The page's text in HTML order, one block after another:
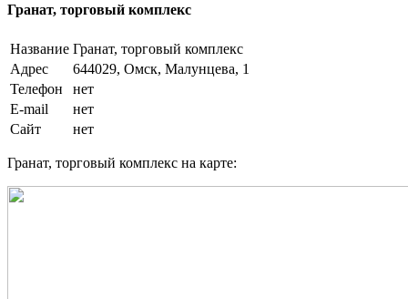
Гранат, торговый комплекс
Название Гранат, торговый комплекс
Адрес
644029, Омск, Малунцева, 1
Телефон
нет
E-mail
нет
Сайт
нет
Гранат, торговый комплекс на карте: